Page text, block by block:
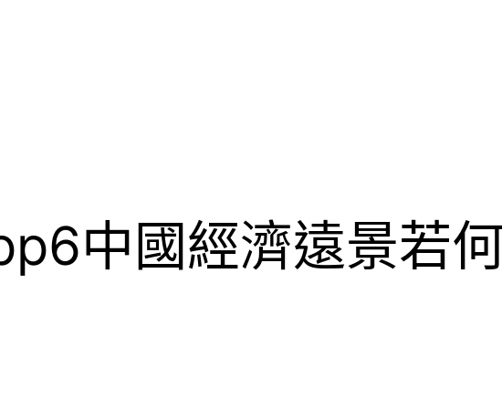
中國經濟遠景若